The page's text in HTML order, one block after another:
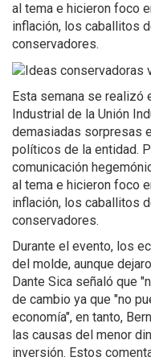
al tema e hicieron foco
inflación, los caballitos
conservadores.
Esta semana se realizó
Industrial de la Unión
demasiadas sorpresas
políticos de la entidad.
comunicación
al tema e hicieron foco
inflación, los caballitos
conservadores.
Durante el evento, los
del molde, aunque
Dante Sica señaló que
de cambio ya que "no
economía", en tanto,
las causas del menor
inversión. Estos